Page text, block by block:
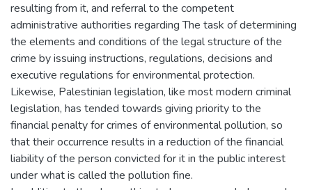
resulting from it, and referral to the competent
administrative authorities regarding The task of determining
the elements and conditions of the legal structure of the
crime by issuing instructions, regulations, decisions and
executive regulations for environmental protection.
Likewise, Palestinian legislation, like most modern criminal
legislation, has tended towards giving priority to the
financial penalty for crimes of environmental pollution, so
that their occurrence results in a reduction of the financial
liability of the person convicted for it in the public interest
under what is called the pollution fine.